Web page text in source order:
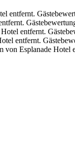
entfernt.
entfernt.
entfernt.
Esplanade